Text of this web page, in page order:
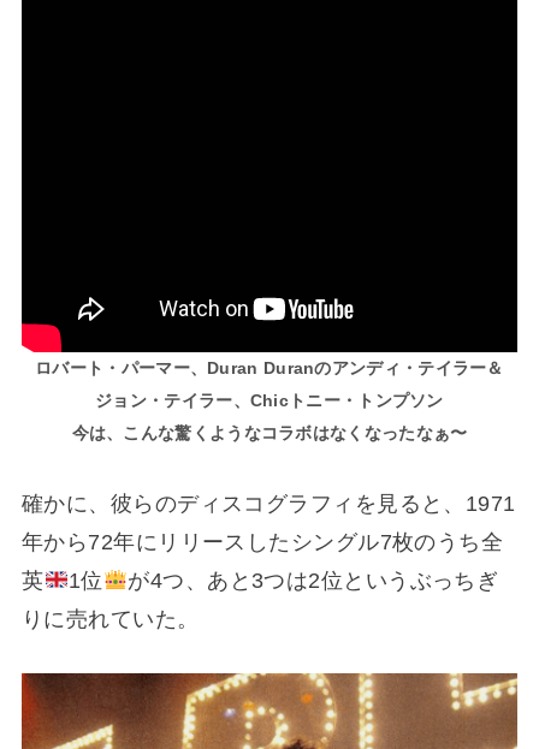
ロバート・パーマー、Duran Duranのアンディ・テイラー＆
ジョン・テイラー、Chicトニー・トンプソン
今は、こんな驚くようなコラボはなくなったなぁ〜
確かに、彼らのディスコグラフィを見ると、1971
年から72年にリリースしたシングル7枚のうち全
英
1位
が4つ、あと3つは2位というぶっちぎ
りに売れていた。